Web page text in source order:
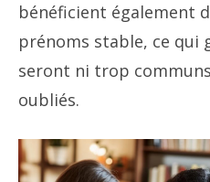
bénéficient également
prénoms stable, ce qui
seront ni trop
oubliés.